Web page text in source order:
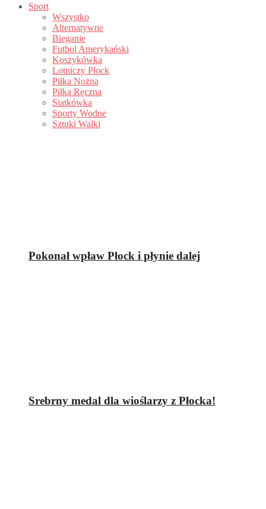
Sport
Wszystko
Alternatywne
Bieganie
Futbol Amerykański
Koszykówka
Lotniczy Płock
Piłka Nożna
Piłka Ręczna
Siatkówka
Sporty Wodne
Sztuki Walki
Pokonał wpław Płock i płynie dalej
Srebrny medal dla wioślarzy z Płocka!